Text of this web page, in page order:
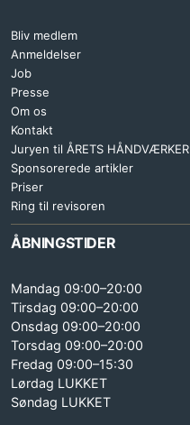
Bliv medlem
Anmeldelser
Job
Presse
Om os
Kontakt
Juryen til ÅRETS HÅNDVÆRKER
Sponsorerede artikler
Priser
Ring til revisoren
ÅBNINGSTIDER
Mandag 09:00–20:00
Tirsdag 09:00–20:00
Onsdag 09:00–20:00
Torsdag 09:00–20:00
Fredag 09:00–15:30
Lørdag LUKKET
Søndag LUKKET